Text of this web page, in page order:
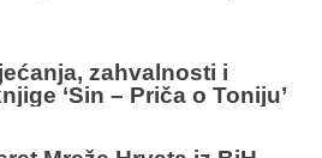
zahvalnosti i
‘Sin – Priča o Toniju’